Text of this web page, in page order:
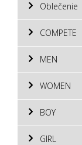
Oblečenie
COMPETE
MEN
WOMEN
BOY
GIRL